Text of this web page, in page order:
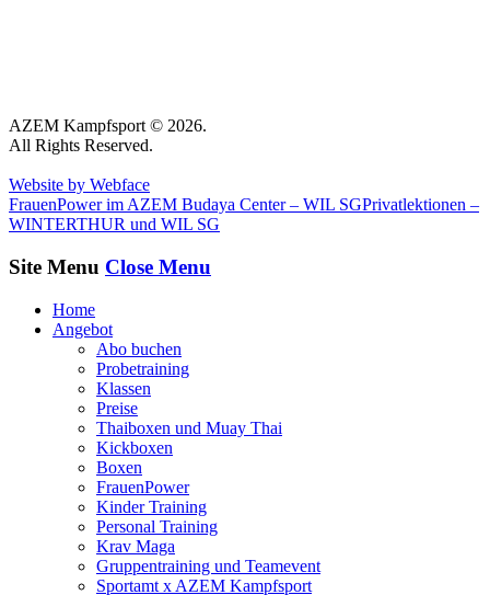
AZEM Kampfsport © 2026.
All Rights Reserved.
Website by Webface
FrauenPower im AZEM Budaya Center – WIL SGPrivatlektionen –
WINTERTHUR und WIL SG
Site Menu Close Menu
Home
Angebot
Abo buchen
Probetraining
Klassen
Preise
Thaiboxen und Muay Thai
Kickboxen
Boxen
FrauenPower
Kinder Training
Personal Training
Krav Maga
Gruppentraining und Teamevent
Sportamt x AZEM Kampfsport